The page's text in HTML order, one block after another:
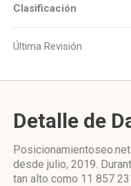
Clasificación
Última Revisión
Detalle de
desde julio, 2019.
tan alto como 11 857